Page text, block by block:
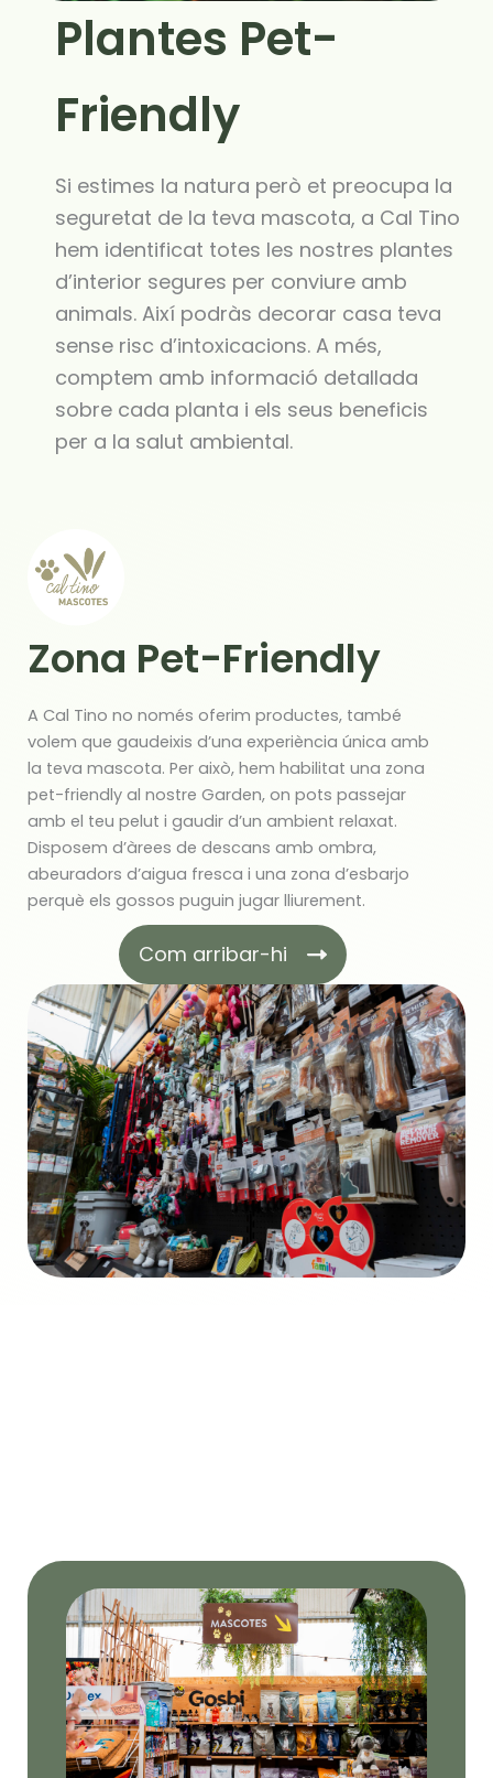
Plantes Pet-
Friendly
Si estimes la natura però et preocupa la
seguretat de la teva mascota, a Cal Tino
hem identificat totes les nostres plantes
d’interior segures per conviure amb
animals. Així podràs decorar casa teva
sense risc d’intoxicacions. A més,
comptem amb informació detallada
sobre cada planta i els seus beneficis
per a la salut ambiental.
Zona Pet-Friendly
A Cal Tino no només oferim productes, també
volem que gaudeixis d’una experiència única amb
la teva mascota. Per això, hem habilitat una zona
pet-friendly al nostre Garden, on pots passejar
amb el teu pelut i gaudir d’un ambient relaxat.
Disposem d’àrees de descans amb ombra,
abeuradors d’aigua fresca i una zona d’esbarjo
perquè els gossos puguin jugar lliurement.
Com arribar-hi